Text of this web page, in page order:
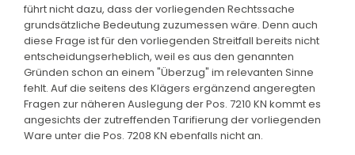
führt nicht dazu, dass der vorliegenden Rechtssache
grundsätzliche Bedeutung zuzumessen wäre. Denn auch
diese Frage ist für den vorliegenden Streitfall bereits nicht
entscheidungserheblich, weil es aus den genannten
Gründen schon an einem "Überzug" im relevanten Sinne
fehlt. Auf die seitens des Klägers ergänzend angeregten
Fragen zur näheren Auslegung der Pos. 7210 KN kommt es
angesichts der zutreffenden Tarifierung der vorliegenden
Ware unter die Pos. 7208 KN ebenfalls nicht an.